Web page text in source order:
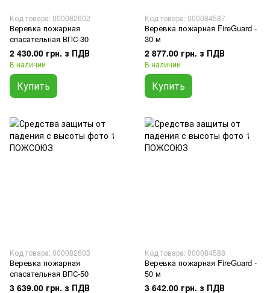
Код товара: 000082602
Веревка пожарная
спасательная ВПС-30
2 430.00 грн. з ПДВ
В наличии
Купить
Код товара: 000084587
Веревка пожарная FireGuard -
30 м
2 877.00 грн. з ПДВ
В наличии
Купить
Код товара: 000082603
Веревка пожарная
спасательная ВПС-50
3 639.00 грн. з ПДВ
Код товара: 000084588
Веревка пожарная FireGuard -
50 м
3 642.00 грн. з ПДВ